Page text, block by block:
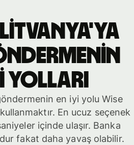
Litvanya'ya
YOLLARI
en iyi yolu Wise
En ucuz seçenek
içinde ulaşır. Banka
fakat daha yavaş olabilir.